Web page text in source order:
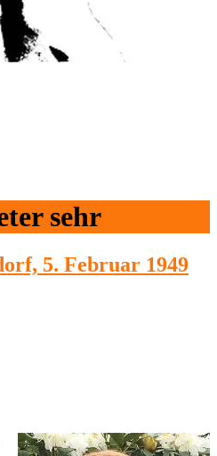
sehr
5. Februar 1949